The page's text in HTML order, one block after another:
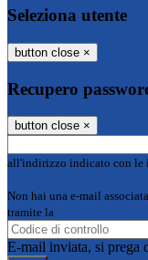
Seleziona utente
button close ×
Recupero
button close ×
all'indirizzo indicato con le
Non hai una e-mail
tramite la
E-mail inviata, si prega